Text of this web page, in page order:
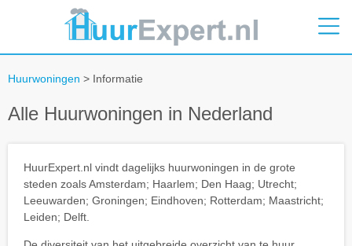
Huurwoningen > Informatie
Alle Huurwoningen in Nederland
HuurExpert.nl vindt dagelijks huurwoningen in de grote
steden zoals Amsterdam; Haarlem; Den Haag; Utrecht;
Leeuwarden; Groningen; Eindhoven; Rotterdam; Maastricht;
Leiden; Delft.